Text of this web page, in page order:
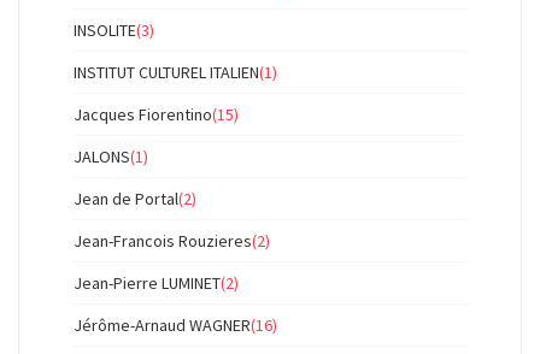
INSOLITE(3)
INSTITUT CULTUREL ITALIEN(1)
Jacques Fiorentino(15)
JALONS(1)
Jean de Portal(2)
Jean-Francois Rouzieres(2)
Jean-Pierre LUMINET(2)
Jérôme-Arnaud WAGNER(16)